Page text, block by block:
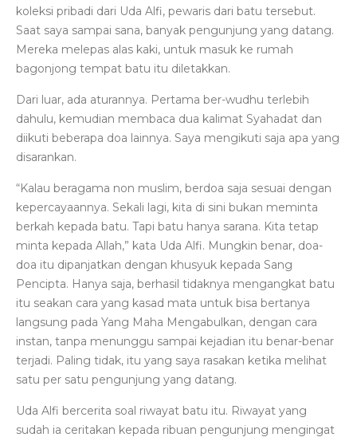
koleksi pribadi dari Uda Alfi, pewaris dari batu tersebut.
Saat saya sampai sana, banyak pengunjung yang datang.
Mereka melepas alas kaki, untuk masuk ke rumah
bagonjong tempat batu itu diletakkan.
Dari luar, ada aturannya. Pertama ber-wudhu terlebih
dahulu, kemudian membaca dua kalimat Syahadat dan
diikuti beberapa doa lainnya. Saya mengikuti saja apa yang
disarankan.
“Kalau beragama non muslim, berdoa saja sesuai dengan
kepercayaannya. Sekali lagi, kita di sini bukan meminta
berkah kepada batu. Tapi batu hanya sarana. Kita tetap
minta kepada Allah,” kata Uda Alfi. Mungkin benar, doa-
doa itu dipanjatkan dengan khusyuk kepada Sang
Pencipta. Hanya saja, berhasil tidaknya mengangkat batu
itu seakan cara yang kasad mata untuk bisa bertanya
langsung pada Yang Maha Mengabulkan, dengan cara
instan, tanpa menunggu sampai kejadian itu benar-benar
terjadi. Paling tidak, itu yang saya rasakan ketika melihat
satu per satu pengunjung yang datang.
Uda Alfi bercerita soal riwayat batu itu. Riwayat yang
sudah ia ceritakan kepada ribuan pengunjung mengingat